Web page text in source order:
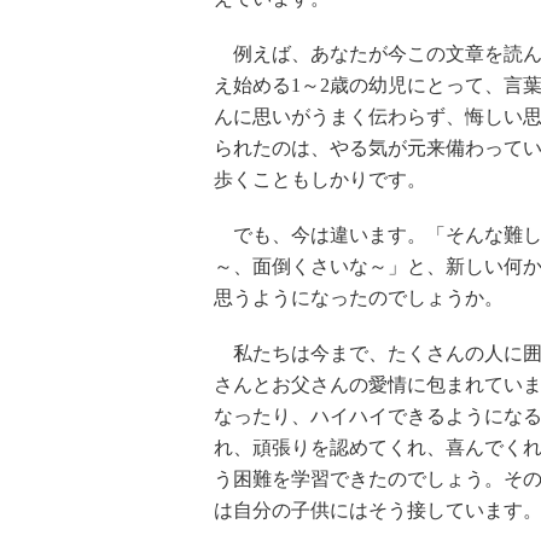
例えば、あなたが今この文章を読
え始める1～2歳の幼児にとって、言
んに思いがうまく伝わらず、悔しい
られたのは、やる気が元来備わって
歩くこともしかりです。
でも、今は違います。「そんな難
～、面倒くさいな～」と、新しい何
思うようになったのでしょうか。
私たちは今まで、たくさんの人に
さんとお父さんの愛情に包まれてい
なったり、ハイハイできるようにな
れ、頑張りを認めてくれ、喜んでく
う困難を学習できたのでしょう。そ
は自分の子供にはそう接しています。